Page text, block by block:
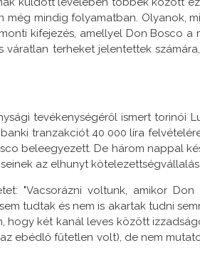
még mindig folyamatban. Olyanok,
kifejezés, amellyel Don Bosco a
váratlan terheket jelentettek
tevékenységéről ismert torinói
tranzakciót 40 000 líra
beleegyezett. De három nappal
az elhunyt
"Vacsorázni voltunk, amikor
tudtak és nem is akartak tudni
hogy két kanál leves között
ebédlő fűtetlen volt), de nem